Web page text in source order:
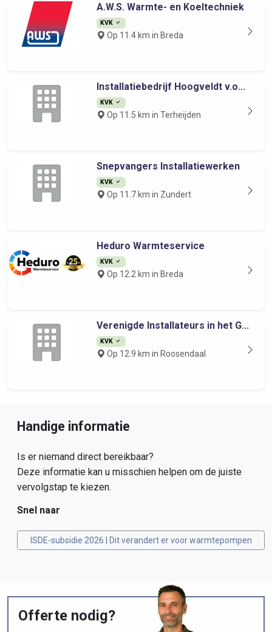
A.W.S. Warmte- en Koeltechniek
KVK
Op 11.4 km in Breda
Installatiebedrijf Hoogveldt v.o...
KVK
Op 11.5 km in Terheijden
Snepvangers Installatiewerken
KVK
Op 11.7 km in Zundert
Heduro Warmteservice
KVK
Op 12.2 km in Breda
Verenigde Installateurs in het G...
KVK
Op 12.9 km in Roosendaal
Handige informatie
Is er niemand direct bereikbaar?
Deze informatie kan u misschien helpen om de juiste
vervolgstap te kiezen.
Snel naar
ISDE-subsidie 2026 | Dit verandert er voor warmtepompen
Offerte nodig?